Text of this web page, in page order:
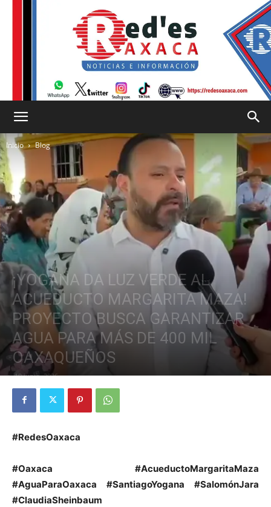
Oaxaca
Inicio Blog
¡YOGANA DA LUZ VERDE AL
ACUEDUCTO MARGARITA MAZA!
PROYECTO BUSCA GARANTIZAR
AGUA PARA MÁS DE 400 MIL
OAXAQUEÑOS
19 junio, 2026
#RedesOaxaca
#Oaxaca #AcueductoMargaritaMaza
#AguaParaOaxaca #SantiagoYogana #SalomónJara
#ClaudiaSheinbaum